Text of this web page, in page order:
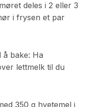
deles i 2 eller 3
i frysen et par
bake: Ha
lettmelk til du
350 g hvetemel i